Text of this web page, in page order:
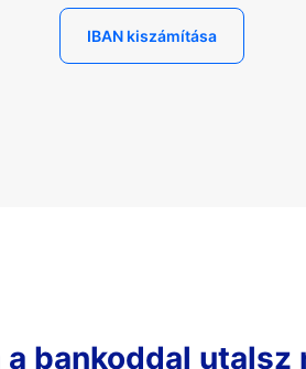
IBAN kiszámítása
bankoddal